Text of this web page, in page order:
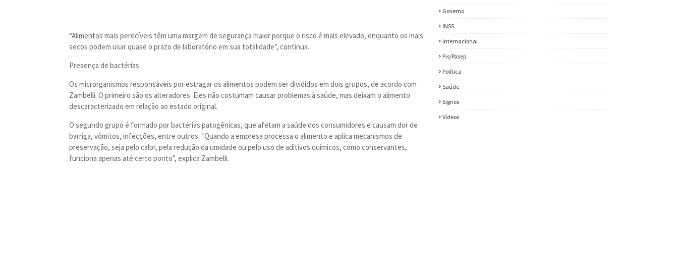
“Alimentos mais perecíveis têm uma margem de segurança maior porque o risco é mais elevado, enquanto os mais
secos podem usar quase o prazo de laboratório em sua totalidade”, continua.
Presença de bactérias
Os microrganismos responsáveis por estragar os alimentos podem ser divididos em dois grupos, de acordo com
Zambelli. O primeiro são os alteradores. Eles não costumam causar problemas à saúde, mas deixam o alimento
descaracterizado em relação ao estado original.
O segundo grupo é formado por bactérias patogênicas, que afetam a saúde dos consumidores e causam dor de
barriga, vômitos, infecções, entre outros. “Quando a empresa processa o alimento e aplica mecanismos de
preservação, seja pelo calor, pela redução da umidade ou pelo uso de aditivos químicos, como conservantes,
funciona apenas até certo ponto”, explica Zambelli.
Governo
INSS
Internacional
Pis/Pasep
Política
Saúde
Signos
Vídeos